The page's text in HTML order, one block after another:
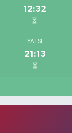
12:32
YATSI
21:13